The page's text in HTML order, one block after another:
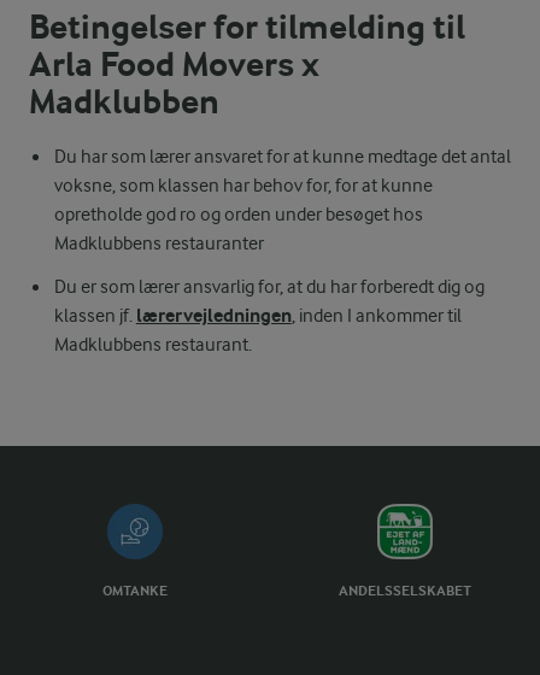
Betingelser for tilmelding til
Arla Food Movers x
Madklubben
Du har som lærer ansvaret for at kunne medtage det antal
voksne, som klassen har behov for, for at kunne
opretholde god ro og orden under besøget hos
Madklubbens restauranter
Du er som lærer ansvarlig for, at du har forberedt dig og
klassen jf. lærervejledningen, inden I ankommer til
Madklubbens restaurant.
OMTANKE ANDELSSELSKABET